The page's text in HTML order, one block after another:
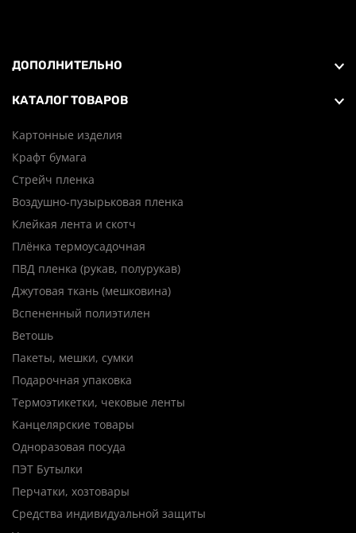
ДОПОЛНИТЕЛЬНО
КАТАЛОГ ТОВАРОВ
Картонные изделия
Крафт бумага
Стрейч пленка
Воздушно-пузырьковая пленка
Клейкая лента и скотч
Плёнка термоусадочная
ПВД пленка (рукав, полурукав)
Джутовая ткань (мешковина)
Вспененный полиэтилен
Ветошь
Пакеты, мешки, сумки
Подарочная упаковка
Термоэтикетки, чековые ленты
Канцелярские товары
Одноразовая посуда
ПЭТ Бутылки
Перчатки, хозтовары
Средства индивидуальной защиты